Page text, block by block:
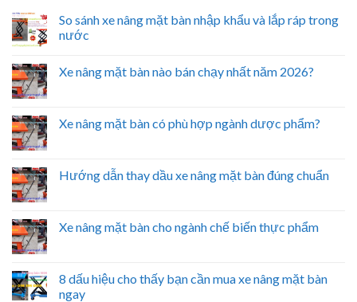
So sánh xe nâng mặt bàn nhập khẩu và lắp ráp trong
nước
Xe nâng mặt bàn nào bán chạy nhất năm 2026?
Xe nâng mặt bàn có phù hợp ngành dược phẩm?
Hướng dẫn thay dầu xe nâng mặt bàn đúng chuẩn
Xe nâng mặt bàn cho ngành chế biến thực phẩm
8 dấu hiệu cho thấy bạn cần mua xe nâng mặt bàn
ngay